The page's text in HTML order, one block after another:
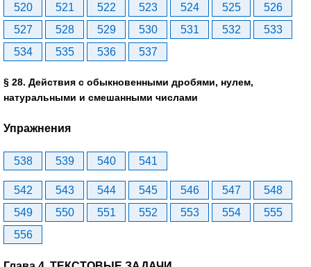
520 521 522 523 524 525
526
527
528 529 530 531 532
533
534
535 536 537
§ 28. Действия с обыкновенными дробями, нулем,
натуральными и смешанными числами
Упражнения
538 539 540 541
542 543 544 545 546 547
548
549
550 551 552 553 554
555
556